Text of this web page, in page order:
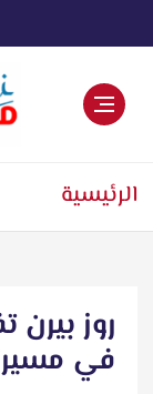
ل
الرئيسية
روز
في